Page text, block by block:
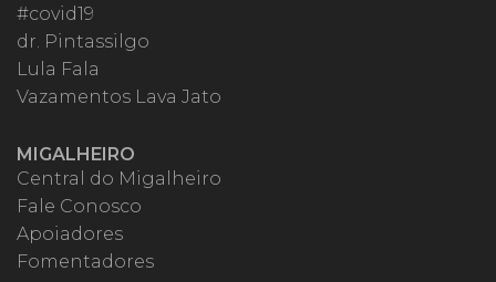
#covid19
dr. Pintassilgo
Lula Fala
Vazamentos Lava Jato
MIGALHEIRO
Central do Migalheiro
Fale Conosco
Apoiadores
Fomentadores